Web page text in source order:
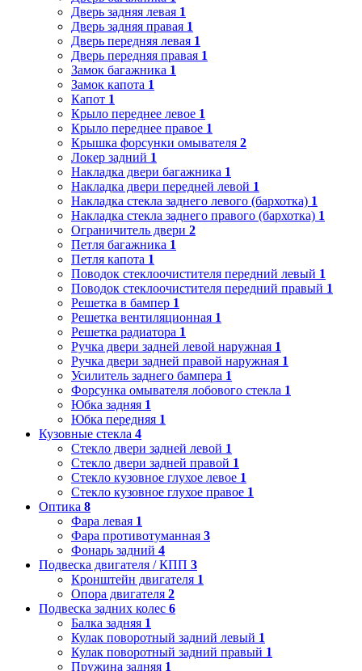
Дверь задняя левая 1
Дверь задняя правая 1
Дверь передняя левая 1
Дверь передняя правая 1
Замок багажника 1
Замок капота 1
Капот 1
Крыло переднее левое 1
Крыло переднее правое 1
Крышка форсунки омывателя 2
Локер задний 1
Накладка двери багажника 1
Накладка двери передней левой 1
Накладка стекла заднего левого (бархотка) 1
Накладка стекла заднего правого (бархотка) 1
Ограничитель двери 2
Петля багажника 1
Петля капота 1
Поводок стеклоочистителя передний левый 1
Поводок стеклоочистителя передний правый 1
Решетка в бампер 1
Решетка вентиляционная 1
Решетка радиатора 1
Ручка двери задней левой наружная 1
Ручка двери задней правой наружная 1
Усилитель заднего бампера 1
Форсунка омывателя лобового стекла 1
Юбка задняя 1
Юбка передняя 1
Кузовные стекла 4
Стекло двери задней левой 1
Стекло двери задней правой 1
Стекло кузовное глухое левое 1
Стекло кузовное глухое правое 1
Оптика 8
Фара левая 1
Фара противотуманная 3
Фонарь задний 4
Подвеска двигателя / КПП 3
Кронштейн двигателя 1
Опора двигателя 2
Подвеска задних колес 6
Балка задняя 1
Кулак поворотный задний левый 1
Кулак поворотный задний правый 1
Пружина задняя 1